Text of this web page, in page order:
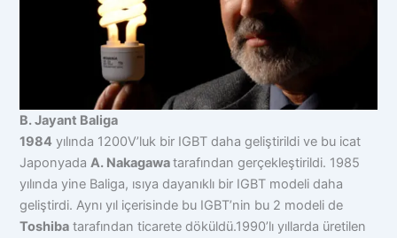
B. Jayant Baliga
1984 yılında 1200V’luk bir IGBT daha geliştirildi ve bu icat
JaponyadaA. Nakagawatarafından gerçekleştirildi. 1985
yılında yine Baliga, ısıya dayanıklı bir IGBT modeli daha
geliştirdi. Aynı yıl içerisinde bu IGBT’nin bu 2 modeli de
Toshiba tarafından ticarete döküldü.1990’lı yıllarda üretilen